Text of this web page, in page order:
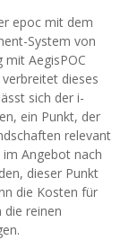
epoc mit dem
System von
mit AegisPOC
dieses
sich der i-
ein Punkt, der
relevant
Angebot nach
dieser Punkt
die Kosten für
die reinen